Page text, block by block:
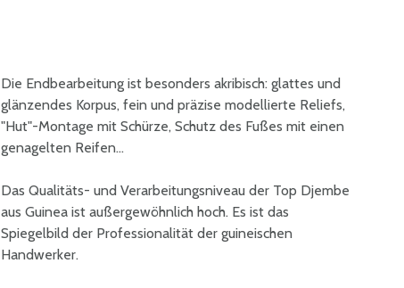
Die Endbearbeitung ist besonders akribisch: glattes und
glänzendes Korpus, fein und präzise modellierte Reliefs,
"Hut"-Montage mit Schürze, Schutz des Fußes mit einen
genagelten Reifen...
Das Qualitäts- und Verarbeitungsniveau der Top Djembe
aus Guinea ist außergewöhnlich hoch. Es ist das
Spiegelbild der Professionalität der guineischen
Handwerker.